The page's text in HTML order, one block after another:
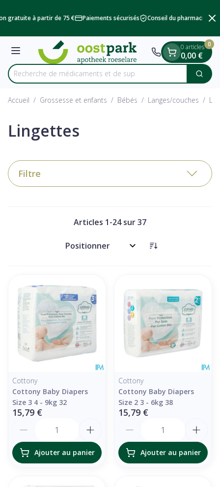
gratuite à partir de 75 € Paiements sécurisés Conseil du pharmacien
Menu
Rechercher
Recherche de
0 articles
0,00 €
0
Accueil / Grossesse et enfants / Bébés / Langes/couches /
Lingettes
Filtre
Articles 1-24sur37
Trier par:
Cottony
Cottony Baby Diapers
Size 3 4 - 9kg 32
15,79 €
Ajouter au panier
Cottony
Cottony Baby Diapers
Size 2 3 - 6kg 38
15,79 €
Ajouter au panier